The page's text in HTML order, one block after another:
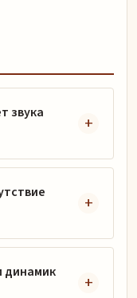
звука
динамик